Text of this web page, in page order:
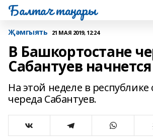
Балтач таңнары
Җәмгыять 21 МАЯ 2019, 12:24
В Башкортостане
Сабантуев
На этой неделе в республике
череда Сабантуев.